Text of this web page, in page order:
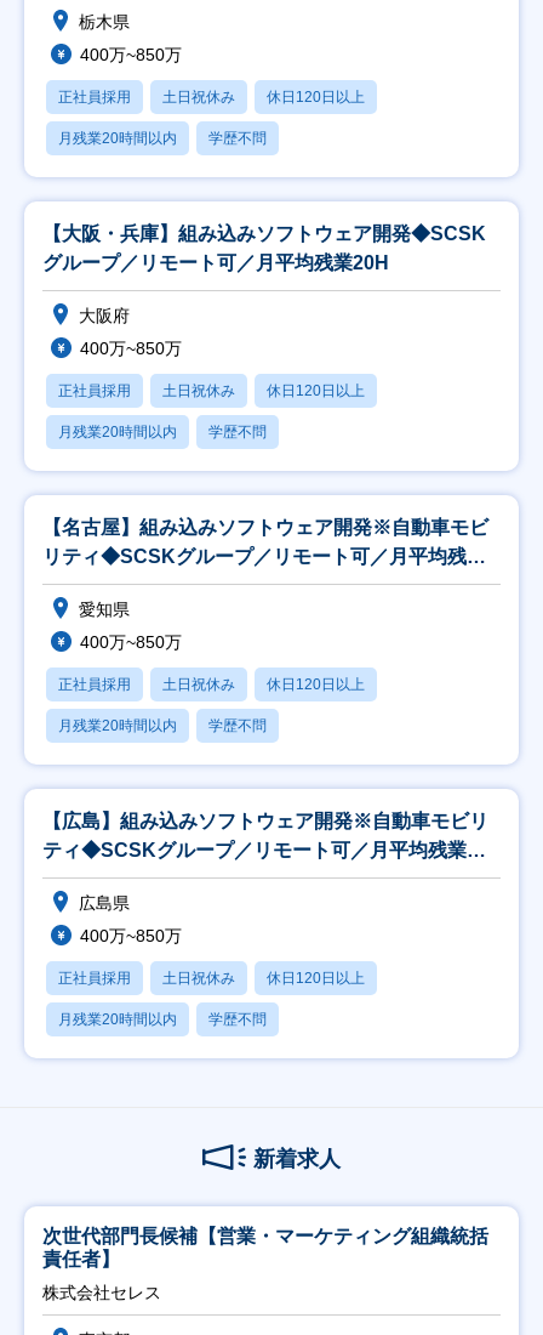
栃木県
400万~850万
正社員採用 土日祝休み 休日120日以上
月残業20時間以内 学歴不問
【大阪・兵庫】組み込みソフトウェア開発◆SCSK
グループ／リモート可／月平均残業20H
大阪府
400万~850万
正社員採用 土日祝休み 休日120日以上
月残業20時間以内 学歴不問
【名古屋】組み込みソフトウェア開発※自動車モビ
リティ◆SCSKグループ／リモート可／月平均残業
20H
愛知県
400万~850万
正社員採用 土日祝休み 休日120日以上
月残業20時間以内 学歴不問
【広島】組み込みソフトウェア開発※自動車モビリ
ティ◆SCSKグループ／リモート可／月平均残業
20H
広島県
400万~850万
正社員採用 土日祝休み 休日120日以上
月残業20時間以内 学歴不問
新着求人
次世代部門長候補【営業・マーケティング組織統括
責任者】
株式会社セレス